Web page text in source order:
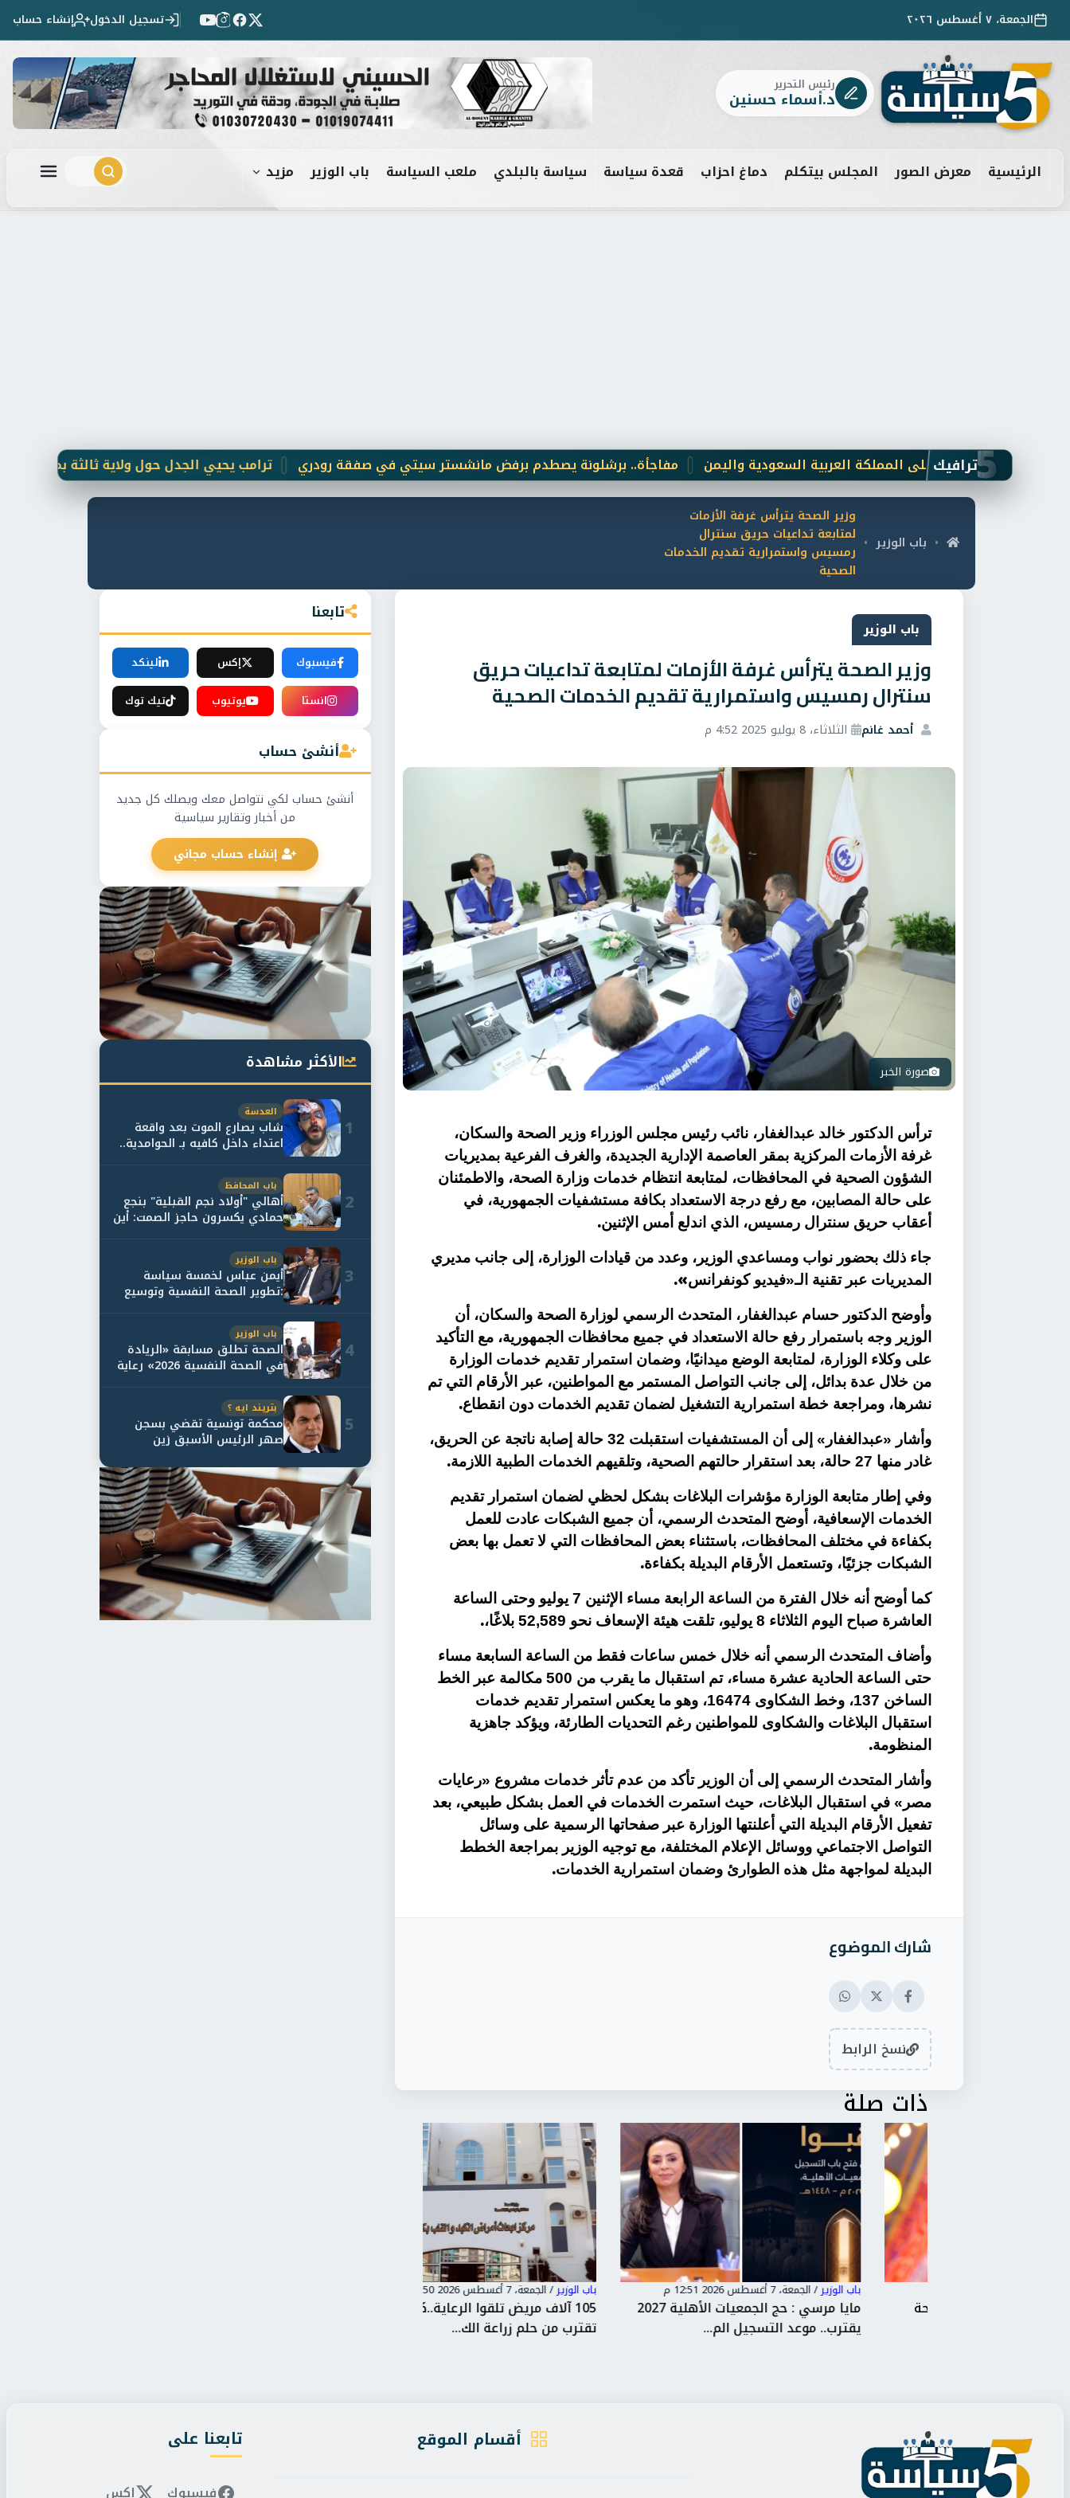
الجمعة، ٧ أغسطس ٢٠٢٦ تسجيل الدخول إنشاء حساب
رئيس التحرير
د.أسماء حسنين
الرئيسية معرض الصور المجلس بيتكلم دماغ احزاب قعدة سياسة سياسة بالبلدي ملعب السياسة باب الوزير مزيد
5ترافيك ترامب يحيي الجدل حول ولاية ثالثة بمنشورات مثيرة مفاجأة.. برشلونة يصطدم برفض مانشستر سيتي في صفقة رودري الحوثي على المملكة العربية السعودية واليمن
• باب الوزير •
وزير الصحة يترأس غرفة الأزمات
لمتابعة تداعيات حريق سنترال
رمسيس واستمرارية تقديم الخدمات
الصحية
باب الوزير
وزير الصحة يترأس غرفة الأزمات لمتابعة تداعيات حريق
سنترال رمسيس واستمرارية تقديم الخدمات الصحية
أحمد غانم الثلاثاء، 8 يوليو 2025 4:52 م
صورة الخبر
ترأس الدكتور خالد عبدالغفار، نائب رئيس مجلس الوزراء وزير الصحة والسكان،
غرفة الأزمات المركزية بمقر العاصمة الإدارية الجديدة، والغرف الفرعية بمديريات
الشؤون الصحية في المحافظات، لمتابعة انتظام خدمات وزارة الصحة، والاطمئنان
على حالة المصابين، مع رفع درجة الاستعداد بكافة مستشفيات الجمهورية، في
أعقاب حريق سنترال رمسيس، الذي اندلع أمس الإثنين.
جاء ذلك بحضور نواب ومساعدي الوزير، وعدد من قيادات الوزارة، إلى جانب مديري
المديريات عبر تقنية الـ«فيديو كونفرانس».
وأوضح الدكتور حسام عبدالغفار، المتحدث الرسمي لوزارة الصحة والسكان، أن
الوزير وجه باستمرار رفع حالة الاستعداد في جميع محافظات الجمهورية، مع التأكيد
على وكلاء الوزارة، لمتابعة الوضع ميدانيًا، وضمان استمرار تقديم خدمات الوزارة
من خلال عدة بدائل، إلى جانب التواصل المستمر مع المواطنين، عبر الأرقام التي تم
نشرها، ومراجعة خطة استمرارية التشغيل لضمان تقديم الخدمات دون انقطاع.
وأشار «عبدالغفار» إلى أن المستشفيات استقبلت 32 حالة إصابة ناتجة عن الحريق،
غادر منها 27 حالة، بعد استقرار حالتهم الصحية، وتلقيهم الخدمات الطبية اللازمة
.
وفي إطار متابعة الوزارة مؤشرات البلاغاتبشكل لحظي لضمان استمرار تقديم
الخدمات الإسعافية، أوضح المتحدث الرسمي، أن جميع الشبكات عادت للعمل
بكفاءة في مختلف المحافظات، باستثناء بعض المحافظات التي لا تعمل بها بعض
الشبكات جزئيًا، وتستعمل الأرقام البديلة بكفاءة.
كما أوضح أنه خلال الفترة من الساعة الرابعة مساء الإثنين 7 يوليو وحتى الساعة
العاشرة صباح اليوم الثلاثاء 8 يوليو، تلقت هيئة الإسعاف نحو 52,589 بلاغًا،
.
وأضاف المتحدث الرسمي أنه خلال خمس ساعات فقط من الساعة السابعة مساء
حتى الساعة الحادية عشرة مساء، تم استقبال ما يقرب من 500 مكالمة عبر الخط
الساخن 137، وخط الشكاوى 16474، وهو ما يعكس استمرار تقديم خدمات
استقبال البلاغات والشكاوى للمواطنين رغم التحديات الطارئة، ويؤكد جاهزية
المنظومة.
وأشار المتحدث الرسمي إلى أن الوزير تأكد من عدم تأثر خدمات مشروع «رعايات
مصر» في استقبال البلاغات، حيث استمرت الخدمات في العمل بشكل طبيعي، بعد
تفعيل الأرقام البديلة التي أعلنتها الوزارة عبر صفحاتها الرسمية على وسائل
التواصل الاجتماعي ووسائل الإعلام المختلفة، مع توجيه الوزير بمراجعة الخطط
البديلة لمواجهة مثل هذه الطوارئ وضمان استمرارية الخدمات.
شارك الموضوع
نسخ الرابط
ذات صلة
الجمعة، 7 أغسطس 2026 12:51 م
مايا مرسي : حج الجمعيات الأهلية 2027
يقترب.. موعد التسجيل الم...
باب الوزير الجمعة، 7 أغسطس 2026 12:50 م
105 آلاف مريض تلقوا الرعاية..كفر الشيخ
تقترب من حلم زراعة الك...
تابعنا
فيسبوك إكس
لينكد
انستا
يوتيوب تيك توك
أنشئ حساب
أنشئ حساب لكي نتواصل معك ويصلك كل جديد
من أخبار وتقارير سياسية
إنشاء حساب مجاني
الأكثر مشاهدة
1
العدسة
شاب يصارع الموت بعد واقعة
اعتداء داخل كافيه بـ الحوامدية..
وأسرته...
2
باب المحافظ
أهالي "أولاد نجم القبلية" بنجع
حمادي يكسرون حاجز الصمت: أين
حقيقة...
3
باب الوزير
أيمن عباس لخمسة سياسة
:تطوير الصحة النفسية وتوسيع
خدمات العلاج و...
4
باب الوزير
الصحة تطلق مسابقة «الريادة
في الصحة النفسية 2026» رعاية
نفسية اف...
5
بتريند ايه ؟
محكمة تونسية تقضي بسجن
صهر الرئيس الأسبق زين
العابدين بن علي لمدة...
أقسام الموقع تابعنا على
فيسبوك إكس